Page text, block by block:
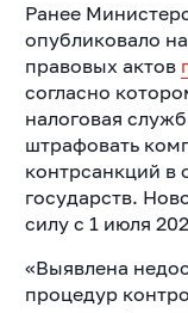
Ранее
опубликовало
правовых актов
согласно
налоговая
штрафовать
контрсанкций в
государств.
силу с 1 июля
«Выявлена
процедур